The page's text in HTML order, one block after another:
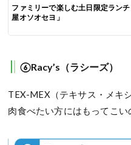
ファミリーで楽しむ土日限定ラン
屋オソオセヨ」
⑥Racy’s（ラシーズ）
TEX-MEX（テキサス・メキ
肉食べたい方にはもってこい